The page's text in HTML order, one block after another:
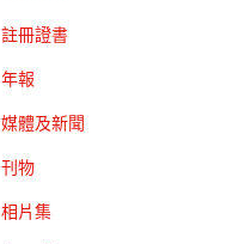
註冊證書
年報
媒體及新聞
刊物
相片集